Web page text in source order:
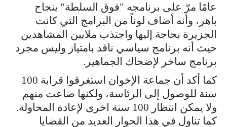
عامًا مرّ على برنامجه "فوق السلطة" بنجاح
باهر، وأنه أضاف لوناً من البرامج التي كانت
الجزيرة بحاجة إليها واجتذب ملايين المشاهدين
حيث أنه برنامج سياسي ناقد بامتياز وليس مجرد
برنامج ساخر لإضحاك الجماهير.
كما أكد أن جماعة الإخوان استغرقوا قرابة 100
سنة للوصول إلى الرئاسة، ولكنها ضاعت منهم
ولا يمكن انتظار 100 سنة اخرى لإعادة المحاولة.
كما تناول في هذا الحوار العديد من القضايا